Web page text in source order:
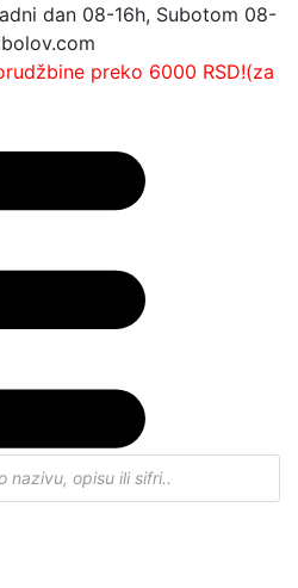
dan 08-16h, Subotom 08-
preko 6000 RSD!(za